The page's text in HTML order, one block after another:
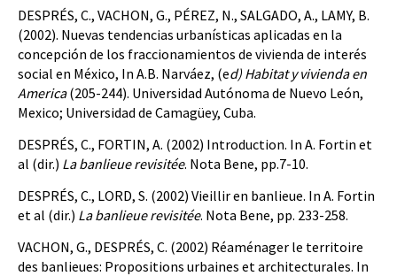
DESPRÉS, C., VACHON, G., PÉREZ, N., SALGADO, A., LAMY, B.
(2002). Nuevas tendencias urbanísticas aplicadas en la
concepción de los fraccionamientos de vivienda de interés
social en México, In A.B. Narváez, (ed) Habitat y vivienda en
America(205-244). Universidad Autónoma de Nuevo León,
Mexico; Universidad de Camagüey, Cuba.
DESPRÉS, C., FORTIN, A. (2002) Introduction. In A. Fortin et
al (dir.) La banlieue revisitée. Nota Bene, pp.7-10.
DESPRÉS, C., LORD, S. (2002) Vieillir en banlieue. In A. Fortin
et al (dir.) La banlieue revisitée. Nota Bene, pp. 233-258.
VACHON, G., DESPRÉS, C. (2002) Réaménager le territoire
des banlieues: Propositions urbaines et architecturales. In